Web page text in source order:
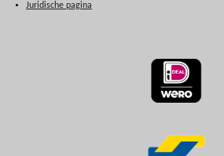
Juridische pagina